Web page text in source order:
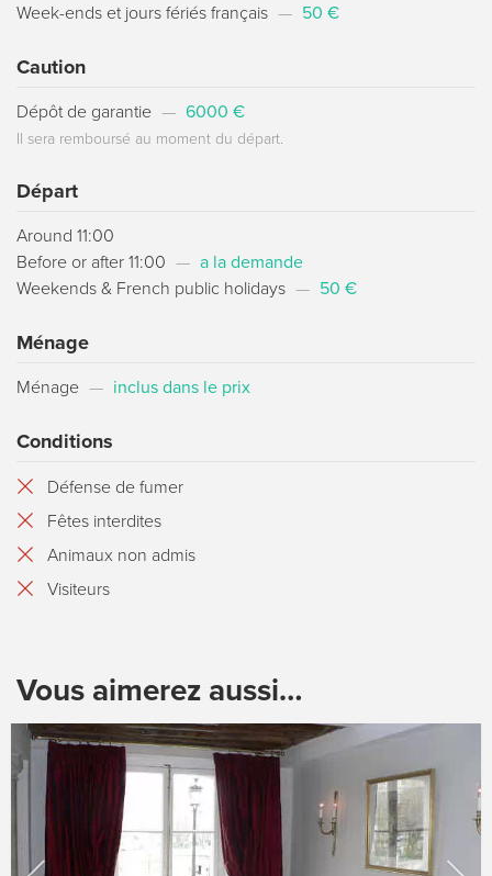
Week-ends et jours fériés français — 50 €
Caution
Dépôt de garantie — 6000 €
Il sera remboursé au moment du départ.
Départ
Around 11:00
Before or after 11:00 — a la demande
Weekends & French public holidays — 50 €
Ménage
Ménage — inclus dans le prix
Conditions
Défense de fumer
Fêtes interdites
Animaux non admis
Visiteurs
Vous aimerez aussi…